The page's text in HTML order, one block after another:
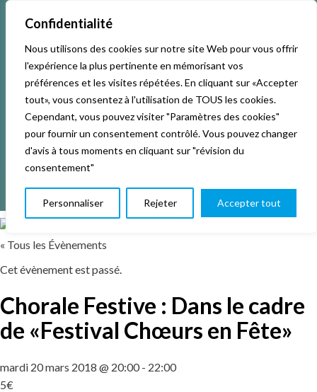
Confidentialité
Nous utilisons des cookies sur notre site Web pour vous offrir
l'expérience la plus pertinente en mémorisant vos
préférences et les visites répétées. En cliquant sur «Accepter
tout», vous consentez à l'utilisation de TOUS les cookies.
Cependant, vous pouvez visiter "Paramètres des cookies"
pour fournir un consentement contrôlé. Vous pouvez changer
d'avis à tous moments en cliquant sur "révision du
consentement"
Personnaliser Rejeter Accepter tout
Événements Studios L’association
La vie de La KAB’ Club
« Tous les Évènements
Cet évènement est passé.
Chorale Festive : Dans le cadre
de «Festival Chœurs en Fête»
mardi 20 mars 2018 @ 20:00- 22:00
5€